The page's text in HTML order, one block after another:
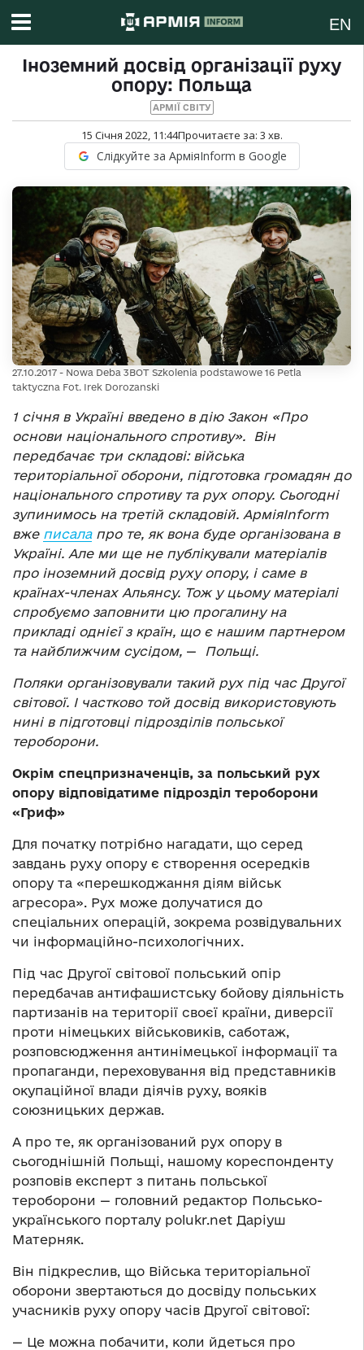
EN
Іноземний досвід організації руху
опору: Польща
АРМІЇ СВІТУ
15 Січня 2022, 11:44Прочитаєте за: 3 хв.
Слідкуйте за АрміяInform в Google
27.10.2017 - Nowa Deba 3BOT Szkolenia podstawowe 16 Petla
taktyczna Fot. Irek Dorozanski
1 січня в Україні введено в дію Закон «Про
основи національного спротиву». Він
передбачає три складові: війська
територіальної оборони, підготовка громадян до
національного спротиву та рух опору. Сьогодні
зупинимось на третій складовій. АрміяInform
вже писалапро те, як вона буде організована в
Україні. Але ми ще не публікували матеріалів
про іноземний досвід руху опору, і саме в
країнах-членах Альянсу. Тож у цьому матеріалі
спробуємо заповнити цю прогалину на
прикладі однієї з країн, що є нашим партнером
та найближчим сусідом, — Польщі.
Поляки організовували такий рух під час Другої
світової. І частково той досвід використовують
нині в підготовці підрозділів польської
тероборони.
Окрім спецпризначенців, за польський рух
опору відповідатиме підрозділ тероборони
«Гриф»
Для початку потрібно нагадати, що серед
завдань руху опору є створення осередків
опору та «перешкоджання діям військ
агресора». Рух може долучатися до
спеціальних операцій, зокрема розвідувальних
чи інформаційно-психологічних.
Під час Другої світової польський опір
передбачав антифашистську бойову діяльність
партизанів на території своєї країни, диверсії
проти німецьких військовиків, саботаж,
розповсюдження антинімецької інформації та
пропаганди, переховування від представників
окупаційної влади діячів руху, вояків
союзницьких держав.
А про те, як організований рух опору в
сьогоднішній Польщі, нашому кореспонденту
розповів експерт з питань польської
тероборони — головний редактор Польсько-
українського порталу polukr.net Даріуш
Матерняк.
Він підкреслив, що Війська територіальної
оборони звертаються до досвіду польських
учасників руху опору часів Другої світової:
— Це можна побачити, коли йдеться про